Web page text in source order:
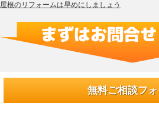
屋根のリフォームは早めにしましょう
無料ご相談フ